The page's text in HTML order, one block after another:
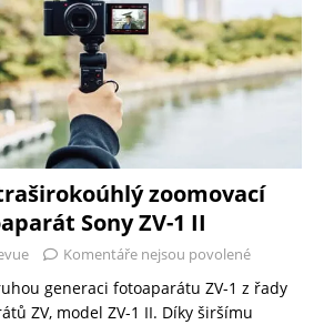
zoomovací
Sony ZV-1 II
Komentáře nejsou povolené
generaci fotoaparátu ZV-1 z řady
ZV, model ZV-1 II. Díky širšímu